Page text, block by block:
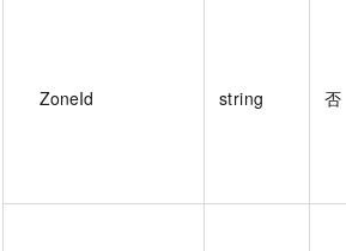
ZoneId string 否